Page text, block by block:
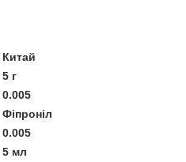
Китай
5 г
0.005
Фіпроніл
0.005
5 мл